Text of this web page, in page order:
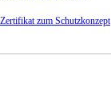
Zertifikat zum Schutzkonzept